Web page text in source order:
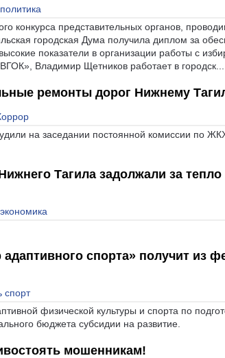
конкурса представительных органов,
городская Дума получила диплом за
показатели в организации работы с
Владимир Щетников работает в городск...
ремонты дорог Нижнему
на заседании постоянной комиссии по
Тагила задолжали за
спорта» получит из
спорт
физической культуры и спорта по
бюджета субсидии на развитие.
мошенникам!